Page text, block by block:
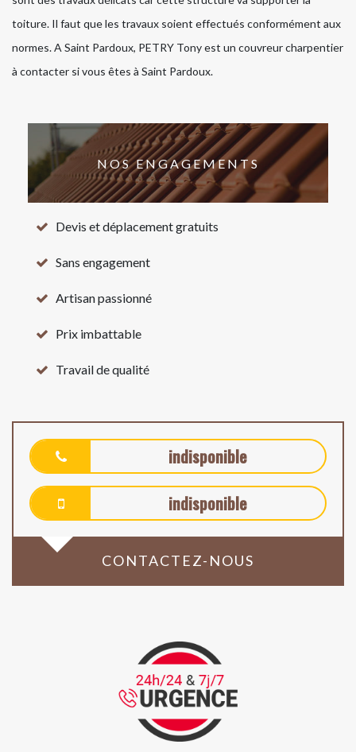
toiture. Il faut que les travaux soient effectués conformément aux
normes. A Saint Pardoux, PETRY Tony est un couvreur charpentier
à contacter si vous êtes à Saint Pardoux.
NOS ENGAGEMENTS
Devis et déplacement gratuits
Sans engagement
Artisan passionné
Prix imbattable
Travail de qualité
indisponible
indisponible
CONTACTEZ-NOUS